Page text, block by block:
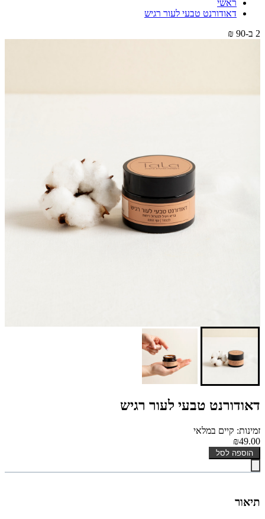
ראשי
דאודורנט טבעי לעור רגיש
2 ב-90 ₪
דאודורנט טבעי לעור רגיש
זמינות: קיים במלאי
₪49.00
הוספה לסל
תיאור